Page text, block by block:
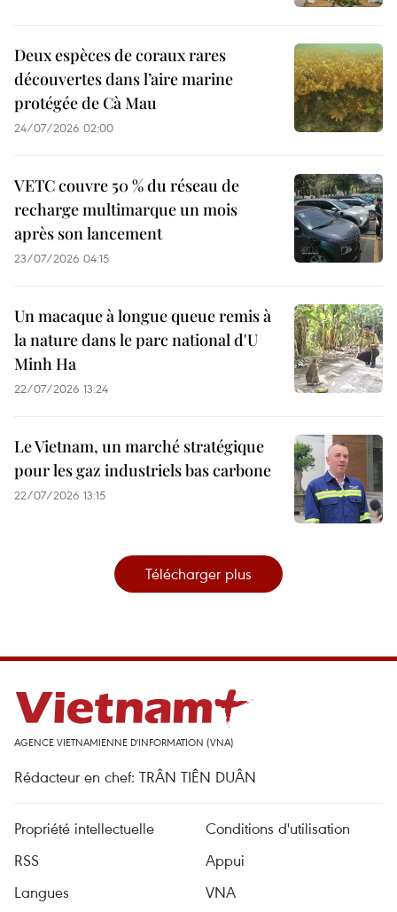
Deux espèces de coraux rares
découvertes dans l’aire marine
protégée de Cà Mau
24/07/2026 02:00
VETC couvre 50 % du réseau de
recharge multimarque un mois
après son lancement
23/07/2026 04:15
Un macaque à longue queue remis à
la nature dans le parc national d'U
Minh Ha
22/07/2026 13:24
Le Vietnam, un marché stratégique
pour les gaz industriels bas carbone
22/07/2026 13:15
Télécharger plus
AGENCE VIETNAMIENNE D'INFORMATION (VNA)
Rédacteur en chef: TRÂN TIÊN DUÂN
Propriété intellectuelle
Conditions d'utilisation
RSS
Appui
Langues
VNA